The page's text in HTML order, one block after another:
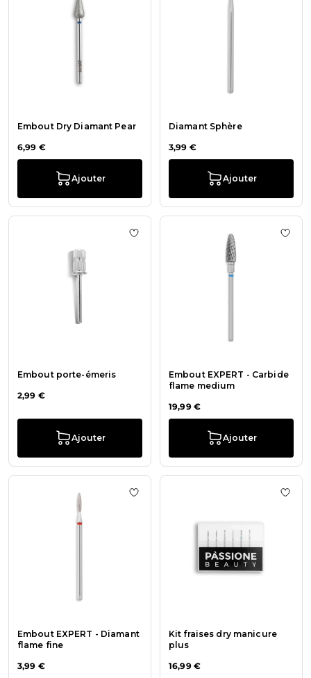
Embout Dry Diamant Pear
6,99 €
Ajouter
Diamant Sphère
3,99 €
Ajouter
Embout porte-émeris
2,99 €
Ajouter
Ajouter à la liste de souhaits
Embout EXPERT - Carbide
flame medium
19,99 €
Ajouter
Embout EXPERT - Diamant
flame fine
3,99 €
Ajouter à la liste de souhaits
Kit fraises dry manicure
plus
16,99 €